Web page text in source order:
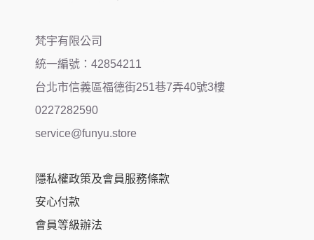
梵宇有限公司
統一編號：42854211
台北市信義區福德街251巷7弄40號3樓
0227282590
service@funyu.store
隱私權政策及會員服務條款
安心付款
會員等級辦法